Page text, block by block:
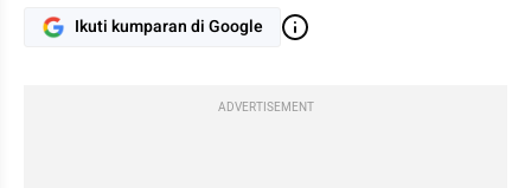
Ikuti kumparan di Google
ADVERTISEMENT